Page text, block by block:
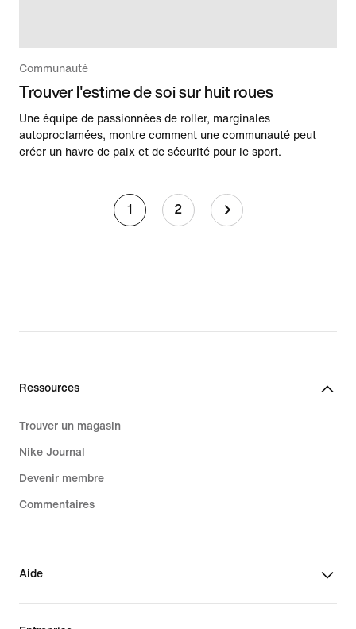
Communauté
Trouver l'estime de soi sur huit roues
Une équipe de passionnées de roller, marginales
autoproclamées, montre comment une communauté peut
créer un havre de paix et de sécurité pour le sport.
1 2
Ressources
Trouver un magasin
Nike Journal
Devenir membre
Commentaires
Aide